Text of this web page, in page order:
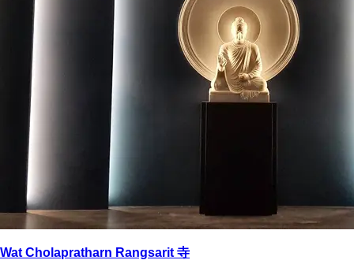
Wat Cholapratharn Rangsarit 寺